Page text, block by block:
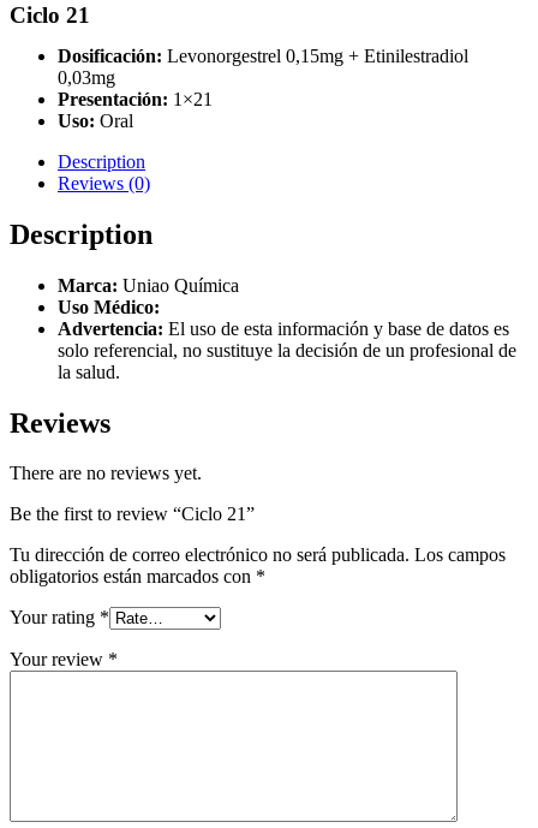
Ciclo 21
Dosificación: Levonorgestrel 0,15mg + Etinilestradiol
0,03mg
Presentación: 1×21
Uso: Oral
Description
Reviews (0)
Description
Marca: Uniao Química
Uso Médico:
Advertencia: El uso de esta información y base de datos es
solo referencial, no sustituye la decisión de un profesional de
la salud.
Reviews
There are no reviews yet.
Be the first to review “Ciclo 21”
Tu dirección de correo electrónico no será publicada. Los campos
obligatorios están marcados con *
Your rating *
Your review *